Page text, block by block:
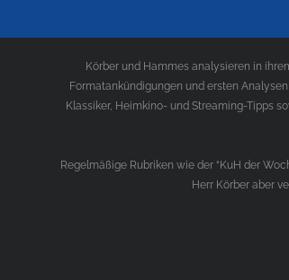
Körber und Hammes analysieren in
Formatankündigungen und ersten
Klassiker, Heimkino- und Streaming-Tipps
Regelmäßige Rubriken wie der “KuH der
Herr Körber aber